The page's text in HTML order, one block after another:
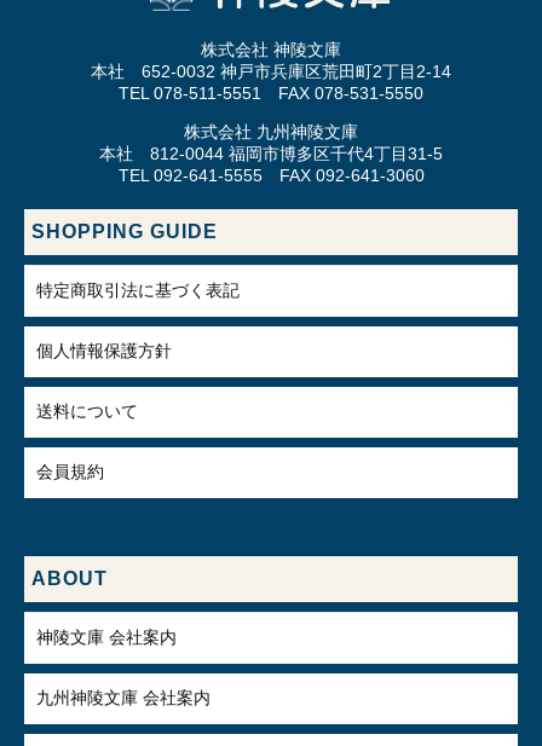
株式会社 神陵文庫
本社 652-0032 神戸市兵庫区荒田町2丁目2-14
TEL 078-511-5551 FAX 078-531-5550
株式会社 九州神陵文庫
本社 812-0044 福岡市博多区千代4丁目31-5
TEL 092-641-5555 FAX 092-641-3060
SHOPPING GUIDE
特定商取引法に基づく表記
個人情報保護方針
送料について
会員規約
ABOUT
神陵文庫 会社案内
九州神陵文庫 会社案内